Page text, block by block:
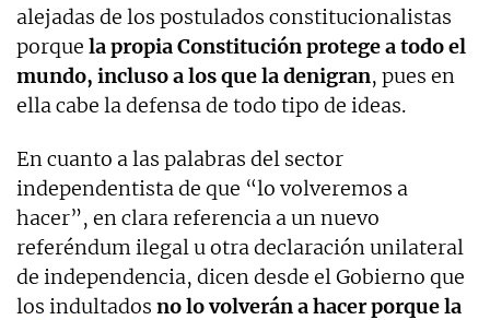
alejadas de los postulados constitucionalistas
porque la propia Constitución protege a todo el
mundo, incluso a los que la denigran, pues en
ella cabe la defensa de todo tipo de ideas.
En cuanto a las palabras del sector
independentista de que “lo volveremos a
hacer”, en clara referencia a un nuevo
referéndum ilegal u otra declaración unilateral
de independencia, dicen desde el Gobierno que
los indultados no lo volverán a hacer porque la